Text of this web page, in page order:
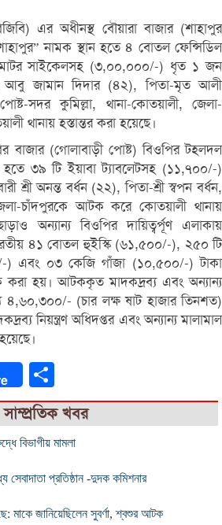
এর অধীনস্থ বৌয়ারা বাজার (শাহাপুর
নামক স্থান হতে ৪ বোতল ফেন্সিডিল
সাইকেলসহ (৩,০০,০০০/-) ধৃত ১ জন
আবু জামান দিদার (৪২), পিতা-মৃত আলী
সদর কুমিল্লা, থানা-কোতয়ালী, জেলা-
থানায় হস্তান্তর করা হয়েছে।
বাজার (গোলাবাড়ী পোষ্ট) বিওপির টহলদল
হতে ৩৯ টি ইয়াবা ট্যাবলেটসহ (১১,৭০০/-)
শ্রী অনন্ত বর্ধন (২২), পিতা-শ্রী স্বপন বর্ধন,
চাঁদপুরকে আটক করে কোতয়ালী থানায়
অন্যান্য বিওপির দায়িত্বর্পূণ এলাকায়
৪১ বোতল হুইস্কি (৬১,৫০০/-), ২৫০ টি
) এবং ০৩ কেজি গাঁজা (১০,৫০০/-) টাকা
করা হয়। আটককৃত মাদকদ্রব্য এবং অন্যান্য
৪,৬০,৩০০/- (চার লক্ষ ষাট হাজার তিনশত)
নিয়ন্ত্রণ অধিদপ্তর এবং অন্যান্য মালামাল
সাম্প্রতিক খবর
বিভাগীয় মামলা
সেবাদাতা প্রতিষ্ঠান -দুদক কমিশনার
মাকে জানিয়েছিলেন সুবর্ণা, শ্বশুর আটক